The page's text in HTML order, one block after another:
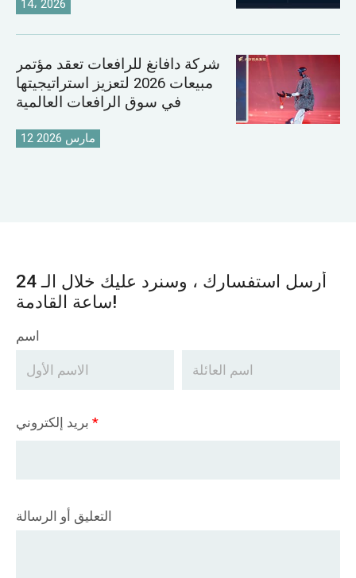
14، 2026
شركة دافانغ للرافعات تعقد مؤتمر
مبيعات 2026 لتعزيز استراتيجيتها
في سوق الرافعات العالمية
12 مارس 2026
أرسل استفسارك ، وسنرد عليك خلال الـ 24
ساعة القادمة!
اسم
*
التعليق أو الرسالة